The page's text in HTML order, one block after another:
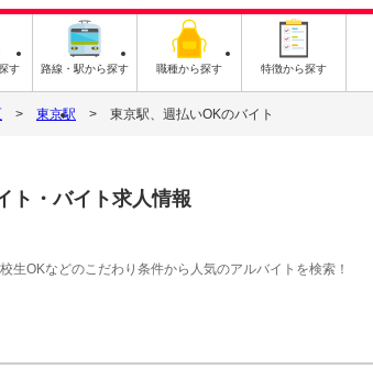
す 路線・駅から探す 職種から探す 特徴から探す
東京駅 東京駅、週払いOKのバイト
ト・バイト求人情報
生OKなどのこだわり条件から人気のアルバイトを検索！